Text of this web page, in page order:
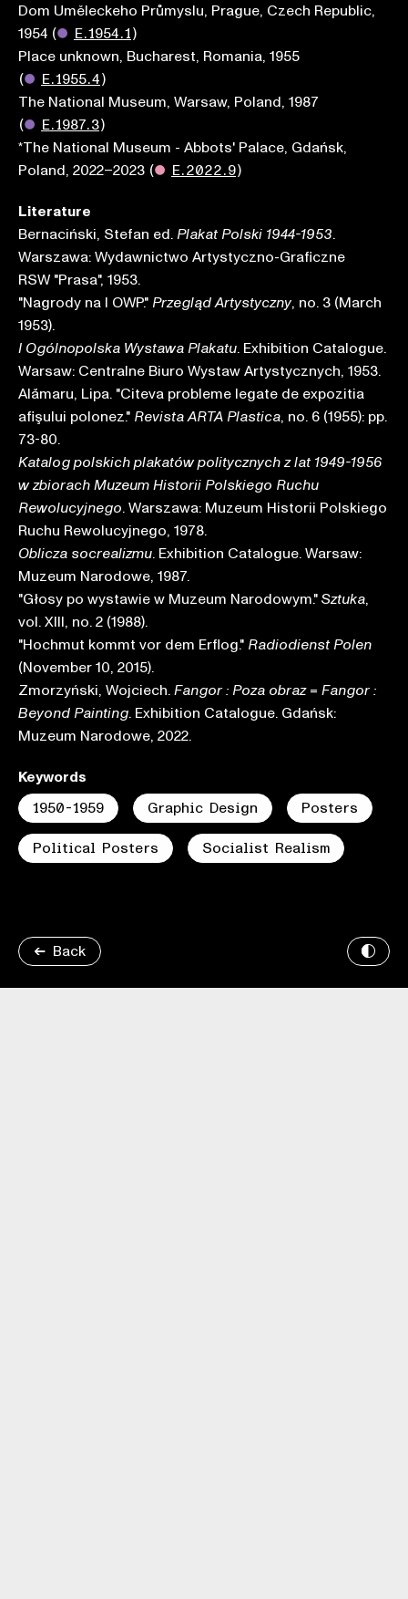
Keywords
1950-1959 Graphic Design Posters
Political Posters Socialist Realism
Dom Uměleckeho Průmyslu, Prague, Czech Republic,
1954 (● E.1954.1)
Place unknown, Bucharest, Romania, 1955
(● E.1955.4)
The National Museum, Warsaw, Poland, 1987
(● E.1987.3)
*The National Museum - Abbots' Palace, Gdańsk,
Poland, 2022–2023 (● E.2022.9)
Literature
Bernaciński, Stefan ed. Plakat Polski 1944-1953.
Warszawa: Wydawnictwo Artystyczno-Graficzne
RSW "Prasa", 1953.
"Nagrody na I OWP." Przegląd Artystyczny, no. 3 (March
1953).
I Ogólnopolska Wystawa Plakatu. Exhibition Catalogue.
Warsaw: Centralne Biuro Wystaw Artystycznych, 1953.
Alămaru, Lipa. "Citeva probleme legate de expozitia
afişului polonez." Revista ARTA Plastica, no. 6 (1955): pp.
73-80.
Katalog polskich plakatów politycznych z lat 1949-1956
w zbiorach Muzeum Historii Polskiego Ruchu
Rewolucyjnego. Warszawa: Muzeum Historii Polskiego
Ruchu Rewolucyjnego, 1978.
Oblicza socrealizmu. Exhibition Catalogue. Warsaw:
Muzeum Narodowe, 1987.
"Głosy po wystawie w Muzeum Narodowym." Sztuka,
vol. XIII, no. 2 (1988).
"Hochmut kommt vor dem Erflog." Radiodienst Polen
(November 10, 2015).
Zmorzyński, Wojciech. Fangor : Poza obraz= Fangor :
Beyond Painting. Exhibition Catalogue. Gdańsk:
Muzeum Narodowe, 2022.
Back